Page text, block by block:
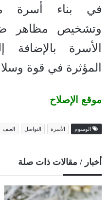
في بناء أسرة
وتشخيص مظاهر
الأسرة
المؤثرة في قوة
موقع الإصلاح
الوسوم الأسرة التواصل العنف
أخبار / مقالات ذات صلة